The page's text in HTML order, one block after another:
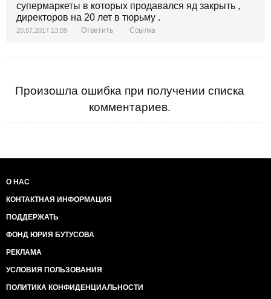
супермаркеты в которых продавался яд закрыть ,
директоров на 20 лет в тюрьму .
20.07.2017 13:09 Ответить Ссылка
Произошла ошибка при получении списка
комментариев.
О НАС
КОНТАКТНАЯ ИНФОРМАЦИЯ
ПОДДЕРЖАТЬ
ФОНД ЮРИЯ БУТУСОВА
РЕКЛАМА
УСЛОВИЯ ПОЛЬЗОВАНИЯ
ПОЛИТИКА КОНФИДЕНЦИАЛЬНОСТИ